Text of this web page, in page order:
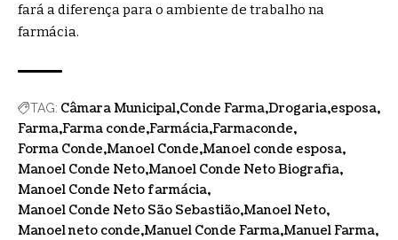
fará a diferença para o ambiente de trabalho na
farmácia.
TAG: Câmara Municipal Conde Farma Drogaria esposa
Farma Farma conde Farmácia Farmaconde
Forma Conde Manoel Conde Manoel conde esposa
Manoel Conde Neto Manoel Conde Neto Biografia
Manoel Conde Neto farmácia
Manoel Conde Neto São Sebastião Manoel Neto
Manoel neto conde Manuel Conde Farma Manuel Farma